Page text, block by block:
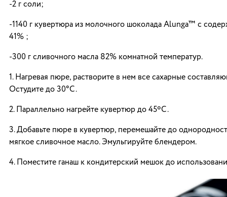
-2 г соли;
-1140 г кувертюра из молочного шоколада Alunga™ с
41% ;
-300 г сливочного масла 82% комнатной температур.
1. Нагревая пюре, растворите в нем все сахарные
Остудите до 30°C.
2. Параллельно нагрейте кувертюр до 45ºC.
3. Добавьте пюре в кувертюр, перемешайте до
мягкое сливочное масло. Эмульгируйте блендером.
4. Поместите ганаш к кондитерский мешок до